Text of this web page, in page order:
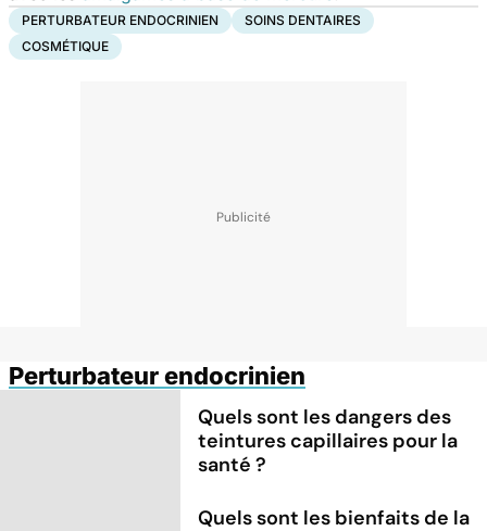
PERTURBATEUR ENDOCRINIEN
SOINS DENTAIRES
COSMÉTIQUE
Perturbateur endocrinien
Quels sont les dangers des
teintures capillaires pour la
santé ?
Quels sont les bienfaits de la